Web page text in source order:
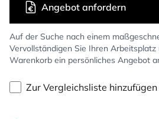
Auf der Suche nach einem
Vervollständigen Sie Ihren
Warenkorb ein persönliches Angebot
Angebot anfordern
Zur Vergleichsliste hinzufügen